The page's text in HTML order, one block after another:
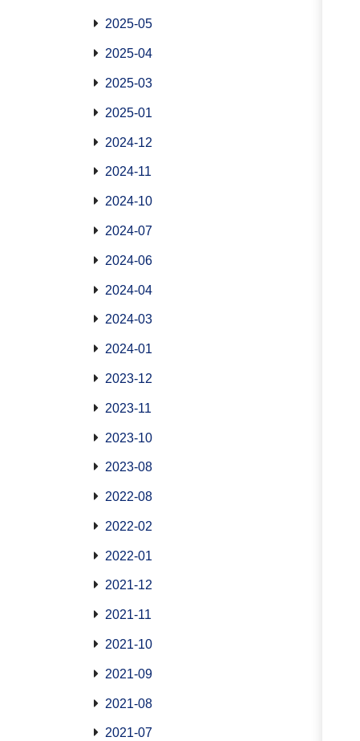
2025-05
2025-04
2025-03
2025-01
2024-12
2024-11
2024-10
2024-07
2024-06
2024-04
2024-03
2024-01
2023-12
2023-11
2023-10
2023-08
2022-08
2022-02
2022-01
2021-12
2021-11
2021-10
2021-09
2021-08
2021-07